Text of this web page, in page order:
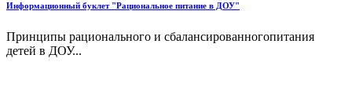
Информационный буклет "Рациональное питание в ДОУ"
Принципы рационального и сбалансированногопитания
детей в ДОУ...